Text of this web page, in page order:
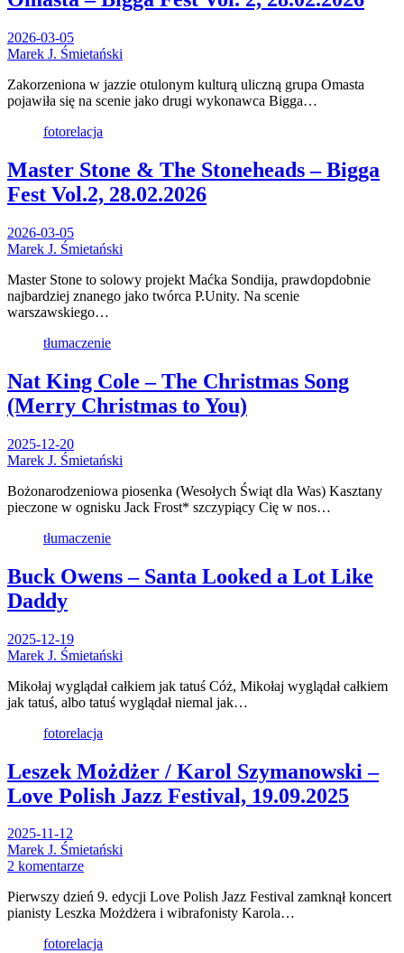
2026-03-05
Marek J. Śmietański
Zakorzeniona w jazzie otulonym kulturą uliczną grupa Omasta
pojawiła się na scenie jako drugi wykonawca Bigga…
fotorelacja
Master Stone & The Stoneheads – Bigga
Fest Vol.2, 28.02.2026
2026-03-05
Marek J. Śmietański
Master Stone to solowy projekt Maćka Sondija, prawdopdobnie
najbardziej znanego jako twórca P.Unity. Na scenie
warszawskiego…
tłumaczenie
Nat King Cole – The Christmas Song
(Merry Christmas to You)
2025-12-20
Marek J. Śmietański
Bożonarodzeniowa piosenka (Wesołych Świąt dla Was) Kasztany
pieczone w ognisku Jack Frost* szczypiący Cię w nos…
tłumaczenie
Buck Owens – Santa Looked a Lot Like
Daddy
2025-12-19
Marek J. Śmietański
Mikołaj wyglądał całkiem jak tatuś Cóż, Mikołaj wyglądał całkiem
jak tatuś, albo tatuś wyglądał niemal jak…
fotorelacja
Leszek Możdżer / Karol Szymanowski –
Love Polish Jazz Festival, 19.09.2025
2025-11-12
Marek J. Śmietański
2 komentarze
Pierwszy dzień 9. edycji Love Polish Jazz Festival zamknął koncert
pianisty Leszka Możdżera i wibrafonisty Karola…
fotorelacja